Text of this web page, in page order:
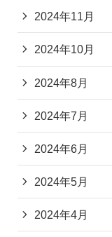
2024年11月
2024年10月
2024年8月
2024年7月
2024年6月
2024年5月
2024年4月